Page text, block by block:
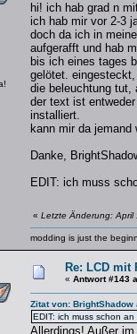
hi! ich hab grad n
ich hab mir vor 2-3
doch da ich in
aufgerafft und hab
bis ich eines tages
gelötet.
die beleuchtung tut,
der text ist
installiert.
kann mir da jemand
Danke,
EDIT: ich muss
« Letzte Änderung:
modding is just the
Re: LCD
« Antwort #143
Zitat von:
EDIT: ich muss schon an
Allerdings! Außer